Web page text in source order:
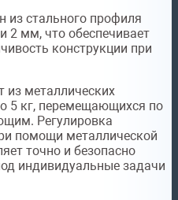
из стального профиля
2 мм, что обеспечивает
конструкции при
из металлических
5 кг, перемещающихся по
Регулировка
помощи металлической
точно и безопасно
индивидуальные задачи